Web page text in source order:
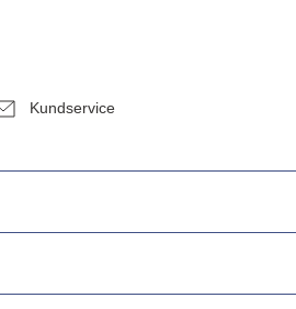
Kundservice